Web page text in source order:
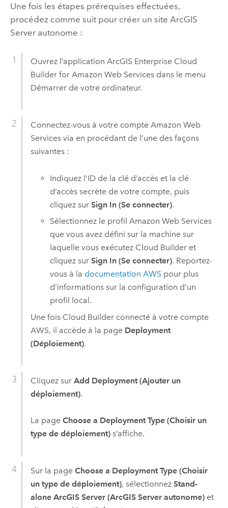
Une fois les étapes prérequises effectuées,
procédez comme suit pour créer un site ArcGIS
Serverautonome :
Ouvrez l’application ArcGIS Enterprise Cloud
Builder for Amazon Web Servicesdans le menu
Démarrer de votre ordinateur.
Connectez-vous à votre compte Amazon Web
Servicesvia en procédant de l’une des façons
suivantes :
Indiquez l’ID de la clé d’accès et la clé
d’accès secrète de votre compte, puis
cliquez surSign In (Se connecter).
Sélectionnez le profilAmazon Web Services
que vous avez défini sur la machine sur
laquelle vous exécutez Cloud Builder et
cliquez surSign In (Se connecter). Reportez-
vous à la documentationAWS pour plus
d’informations sur la configuration d’un
profil local.
Une fois Cloud Builderconnecté à votre compte
AWS, il accède à la page Deployment
(Déploiement).
Cliquez sur Add Deployment (Ajouter un
déploiement).
La page Choose a Deployment Type (Choisir un
type de déploiement)s’affiche.
Sur la page Choose a Deployment Type (Choisir
un type de déploiement), sélectionnez Stand-
alone ArcGIS Server (ArcGIS Server autonome)et